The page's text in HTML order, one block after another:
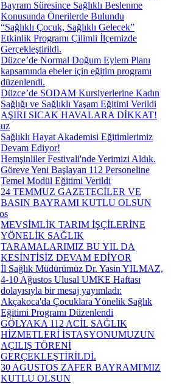
Bayram Süresince Sağlıklı Beslenme
Konusunda Önerilerde Bulundu
“Sağlıklı Çocuk, Sağlıklı Gelecek”
Etkinlik Programı Çilimli İlçemizde
Gerçekleştirildi.
Düzce’de Normal Doğum Eylem Planı
kapsamında ebeler için eğitim programı
düzenlendi.
Düzce’de SODAM Kursiyerlerine Kadın
Sağlığı ve Sağlıklı Yaşam Eğitimi Verildi
AŞIRI SICAK HAVALARA DİKKAT!
Sağlıklı Hayat Akademisi Eğitimlerimiz
Devam Ediyor!
Hemşinliler Festivali'nde Yerimizi Aldık.
Göreve Yeni Başlayan 112 Personeline
Temel Modül Eğitimi Verildi
24 TEMMUZ GAZETECİLER VE
BASIN BAYRAMI KUTLU OLSUN
MEVSİMLİK TARIM İŞÇİLERİNE
YÖNELİK SAĞLIK
TARAMALARIMIZ BU YIL DA
KESİNTİSİZ DEVAM EDİYOR
İl Sağlık Müdürümüz Dr. Yasin YILMAZ,
4-10 Ağustos Ulusal UMKE Haftası
dolayısıyla bir mesaj yayımladı:
Akçakoca'da Çocuklara Yönelik Sağlık
Eğitimi Programı Düzenlendi
GÖLYAKA 112 ACİL SAĞLIK
HİZMETLERİ İSTASYONUMUZUN
AÇILIŞ TÖRENİ
GERÇEKLEŞTİRİLDİ.
30 AGUSTOS ZAFER BAYRAMI'MIZ
KUTLU OLSUN